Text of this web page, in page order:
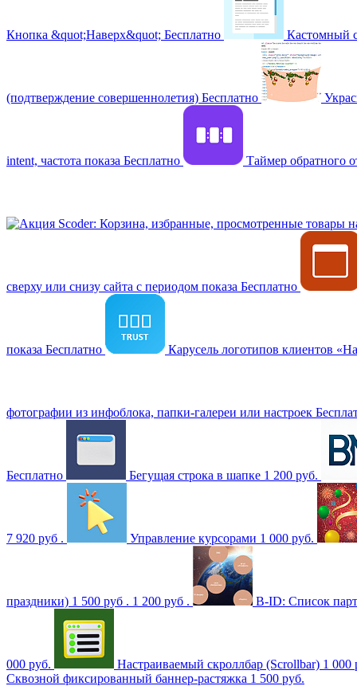
Кнопка &quot;Наверх&quot; Бесплатно Кастомный
(подтверждение совершеннолетия) Бесплатно
intent, частота показа Бесплатно Таймер обратного
Scoder: Корзина, избранные, просмотренные товары
сверху или снизу сайта с периодом показа Бесплатно
показа Бесплатно Карусель логотипов клиентов
фотографии из инфоблока, папки-галереи или настроек
Бесплатно Бегущая строка в шапке 1 200 руб.
7 920 руб . Управление курсорами 1 000 руб.
праздники) 1 500 руб . 1 200 руб . B-ID: Список
000 руб. Настраиваемый скроллбар (Scrollbar) 1 000
Сквозной фиксированный баннер-растяжка 1 500 руб.